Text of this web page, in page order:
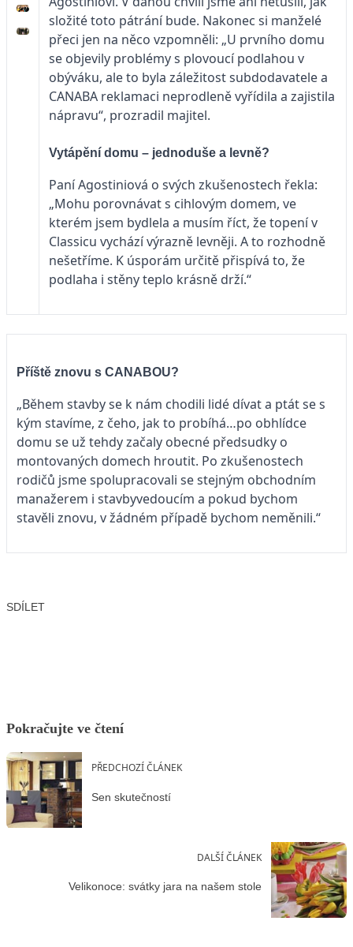
složité toto pátrání bude. Nakonec si manželé
přeci jen na něco vzpomněli: „U prvního domu
se objevily problémy s plovoucí podlahou v
obýváku, ale to byla záležitost subdodavatele a
CANABA reklamaci neprodleně vyřídila a zajistila
nápravu“, prozradil majitel.
Vytápění domu – jednoduše a levně?
Paní Agostiniová o svých zkušenostech řekla:
„Mohu porovnávat s cihlovým domem, ve
kterém jsem bydlela a musím říct, že topení v
Classicu vychází výrazně levněji. A to rozhodně
nešetříme. K úsporám určitě přispívá to, že
podlaha i stěny teplo krásně drží.“
Příště znovu s CANABOU?
„Během stavby se k nám chodili lidé dívat a ptát se s
kým stavíme, z čeho, jak to probíhá…po obhlídce
domu se už tehdy začaly obecné předsudky o
montovaných domech hroutit. Po zkušenostech
rodičů jsme spolupracovali se stejným obchodním
manažerem i stavbyvedoucím a pokud bychom
stavěli znovu, v žádném případě bychom neměnili.“
SDÍLET
Pokračujte ve čtení
PŘEDCHOZÍ ČLÁNEK
Sen skutečností
DALŠÍ ČLÁNEK
Velikonoce: svátky jara na našem stole